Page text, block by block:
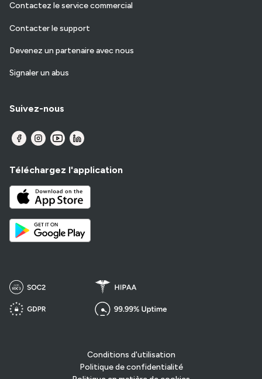
Contactez le service commercial
Contacter le support
Devenez un partenaire avec nous
Signaler un abus
Suivez-nous
Téléchargez l'application
Conditions d'utilisation
Politique de confidentialité